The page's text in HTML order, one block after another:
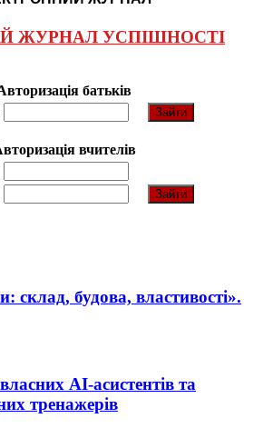
ЖУРНАЛ УСПІШНОСТІ
батьків
вчителів
склад, будова, властивості».
AI-асистентів та
тренажерів